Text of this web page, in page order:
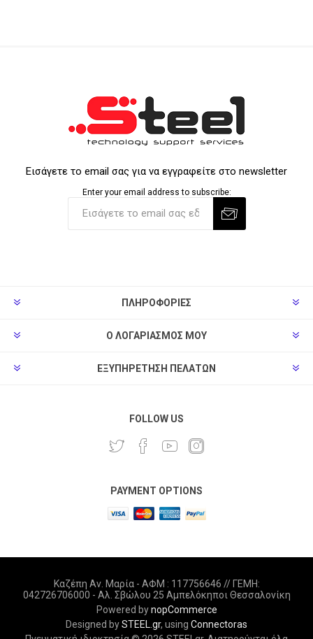
Εισάγετε το email σας για να εγγραφείτε στο newsletter
Enter your email address to subscribe:
ΠΛΗΡΟΦΟΡΊΕΣ
Ο ΛΟΓΑΡΙΑΣΜΌΣ ΜΟΥ
ΕΞΥΠΗΡΈΤΗΣΗ ΠΕΛΑΤΏΝ
FOLLOW US
PAYMENT OPTIONS
Καζέπη Αν. Μαρία - ΑΦΜ : 117756646 // ΓΕΜΗ:
042726706000 - Αλ. Σβώλου 25 Αμπελόκηποι Θεσσαλονίκη
Powered bynopCommerce
Designed bySTEEL.gr, using Connectoras